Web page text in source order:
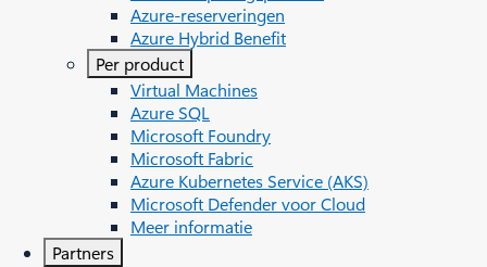
Azure-reserveringen
Azure Hybrid Benefit
Per product
Virtual Machines
Azure SQL
Microsoft Foundry
Microsoft Fabric
Azure Kubernetes Service (AKS)
Microsoft Defender voor Cloud
Meer informatie
Partners